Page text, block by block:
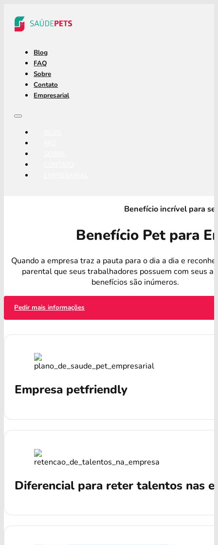
Blog
FAQ
Sobre
Contato
Empresarial
Benefício incrível para
Benefício Pet para
Quando a empresa traz a pauta para o dia a dia e
parental que seus trabalhadores possuem com seus
benefícios são inúmeros.
Pedir mais informações
Empresa petfriendly
Diferencial para reter talentos nas